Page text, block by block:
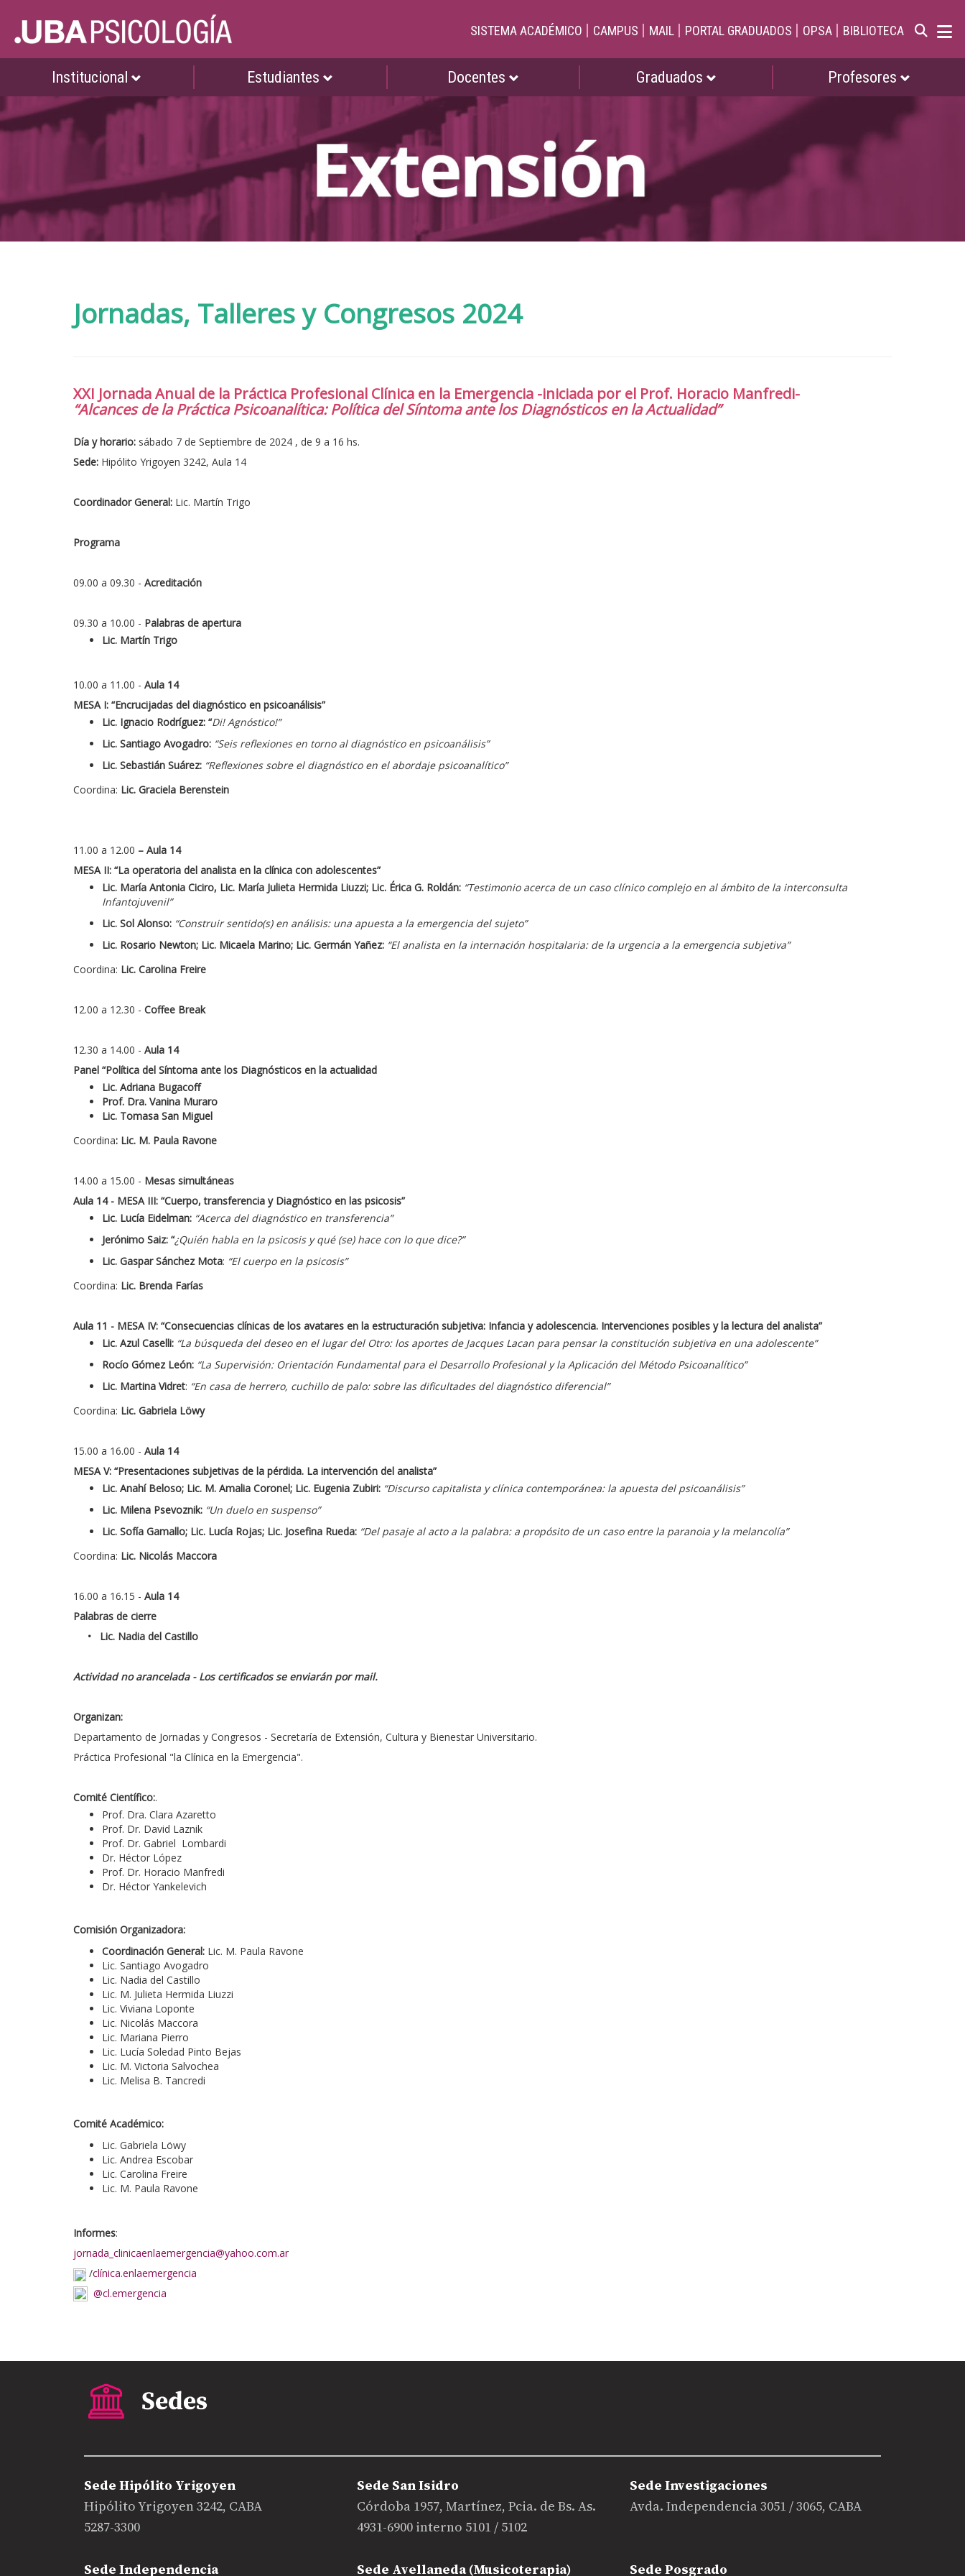
SISTEMA ACADÉMICO | CAMPUS | MAIL | PORTAL GRADUADOS | OPSA | BIBLIOTECA
Institucional Estudiantes Docentes Graduados Profesores
Jornadas, Talleres y Congresos 2024
XXI Jornada Anual de la Práctica Profesional Clínica en la Emergencia -iniciada por el Prof. Horacio Manfredi-
“Alcances de la Práctica Psicoanalítica: Política del Síntoma ante los Diagnósticos en la Actualidad”
Día y horario: sábado 7 de Septiembre de 2024 , de 9 a 16 hs.
Sede: Hipólito Yrigoyen 3242, Aula 14
Coordinador General: Lic. Martín Trigo
Programa
09.00 a 09.30 - Acreditación
09.30 a 10.00 - Palabras de apertura
Lic. Martín Trigo
10.00 a 11.00 - Aula 14
MESA I: “Encrucijadas del diagnóstico en psicoanálisis”
Lic. Ignacio Rodríguez: “Di! Agnóstico!”
Lic. Santiago Avogadro: “Seis reflexiones en torno al diagnóstico en psicoanálisis”
Lic. Sebastián Suárez: “Reflexiones sobre el diagnóstico en el abordaje psicoanalítico”
Coordina: Lic. Graciela Berenstein
11.00 a 12.00 – Aula 14
MESA II: “La operatoria del analista en la clínica con adolescentes”
Lic. María Antonia Ciciro, Lic. María Julieta Hermida Liuzzi; Lic. Érica G. Roldán: “Testimonio acerca de un caso clínico complejo en al ámbito de la interconsulta
Infantojuvenil”
Lic. Sol Alonso: “Construir sentido(s) en análisis: una apuesta a la emergencia del sujeto”
Lic. Rosario Newton; Lic. Micaela Marino; Lic. Germán Yañez: “El analista en la internación hospitalaria: de la urgencia a la emergencia subjetiva”
Coordina: Lic. Carolina Freire
12.00 a 12.30 - Coffee Break
12.30 a 14.00 - Aula 14
Panel “Política del Síntoma ante los Diagnósticos en la actualidad
Lic. Adriana Bugacoff
Prof. Dra. Vanina Muraro
Lic. Tomasa San Miguel
Coordina: Lic. M. Paula Ravone
14.00 a 15.00 - Mesas simultáneas
Aula 14 - MESA III: “Cuerpo, transferencia y Diagnóstico en las psicosis”
Lic. Lucía Eidelman: “Acerca del diagnóstico en transferencia”
Jerónimo Saiz: “¿Quién habla en la psicosis y qué (se) hace con lo que dice?”
Lic. Gaspar Sánchez Mota: “El cuerpo en la psicosis”
Coordina: Lic. Brenda Farías
Aula 11 - MESA IV: “Consecuencias clínicas de los avatares en la estructuración subjetiva: Infancia y adolescencia. Intervenciones posibles y la lectura del analista”
Lic. Azul Caselli: “La búsqueda del deseo en el lugar del Otro: los aportes de Jacques Lacan para pensar la constitución subjetiva en una adolescente”
Rocío Gómez León: “La Supervisión: Orientación Fundamental para el Desarrollo Profesional y la Aplicación del Método Psicoanalítico”
Lic. Martina Vidret: “En casa de herrero, cuchillo de palo: sobre las dificultades del diagnóstico diferencial”
Coordina: Lic. Gabriela Löwy
15.00 a 16.00 - Aula 14
MESA V: “Presentaciones subjetivas de la pérdida. La intervención del analista”
Lic. Anahí Beloso; Lic. M. Amalia Coronel; Lic. Eugenia Zubiri: “Discurso capitalista y clínica contemporánea: la apuesta del psicoanálisis”
Lic. Milena Psevoznik: “Un duelo en suspenso”
Lic. Sofía Gamallo; Lic. Lucía Rojas; Lic. Josefina Rueda: “Del pasaje al acto a la palabra: a propósito de un caso entre la paranoia y la melancolía”
Coordina: Lic. Nicolás Maccora
16.00 a 16.15 - Aula 14
Palabras de cierre
• Lic. Nadia del Castillo
Actividad no arancelada - Los certificados se enviarán por mail.
Organizan:
Departamento de Jornadas y Congresos - Secretaría de Extensión, Cultura y Bienestar Universitario.
Práctica Profesional "la Clínica en la Emergencia".
Comité Científico:.
Prof. Dra. Clara Azaretto
Prof. Dr. David Laznik
Prof. Dr. Gabriel Lombardi
Dr. Héctor López
Prof. Dr. Horacio Manfredi
Dr. Héctor Yankelevich
Comisión Organizadora:
Coordinación General: Lic. M. Paula Ravone
Lic. Santiago Avogadro
Lic. Nadia del Castillo
Lic. M. Julieta Hermida Liuzzi
Lic. Viviana Loponte
Lic. Nicolás Maccora
Lic. Mariana Pierro
Lic. Lucía Soledad Pinto Bejas
Lic. M. Victoria Salvochea
Lic. Melisa B. Tancredi
Comité Académico:
Lic. Gabriela Löwy
Lic. Andrea Escobar
Lic. Carolina Freire
Lic. M. Paula Ravone
Informes:
jornada_clinicaenlaemergencia@yahoo.com.ar
/clínica.enlaemergencia
@cl.emergencia
Sede Hipólito Yrigoyen
Hipólito Yrigoyen 3242, CABA
5287-3300
Sede Independencia
Sede San Isidro
Córdoba 1957, Martínez, Pcia. de Bs. As.
4931-6900 interno 5101 / 5102
Sede Avellaneda (Musicoterapia)
Sede Investigaciones
Avda. Independencia 3051 / 3065, CABA
Sede Posgrado